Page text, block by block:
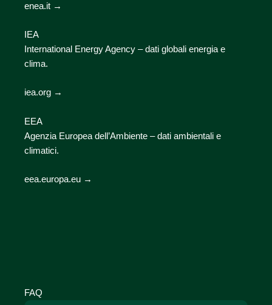
enea.it →
IEA
International Energy Agency – dati globali energia e
clima.
iea.org →
EEA
Agenzia Europea dell’Ambiente – dati ambientali e
climatici.
eea.europa.eu →
FAQ